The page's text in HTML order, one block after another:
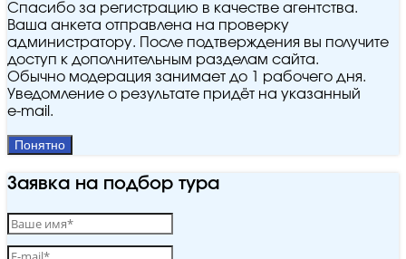
Спасибо за регистрацию в качестве агентства.
Ваша анкета отправлена на проверку
администратору. После подтверждения вы получите
доступ к дополнительным разделам сайта.
Обычно модерация занимает до 1 рабочего дня.
Уведомление о результате придёт на указанный
e‑mail.
Понятно
Заявка на подбор тура